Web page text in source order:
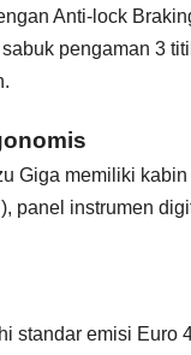
Anti-lock
pengaman 3
Giga memiliki
panel instrumen
standar emisi